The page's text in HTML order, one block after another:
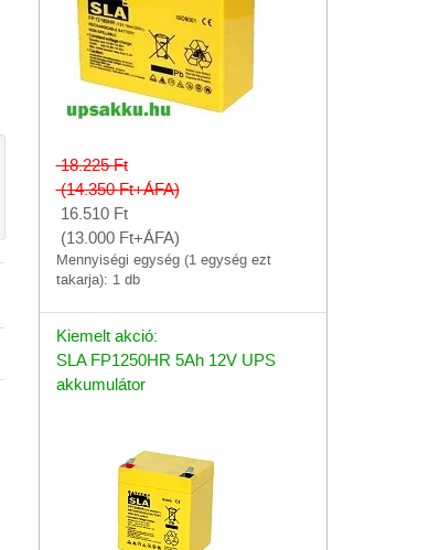
18.225Ft
(14.350Ft+ÁFA)
16.510 Ft
(13.000 Ft+ÁFA)
Mennyiségi egység (1 egység ezt
takarja): 1 db
Kiemelt akció:
SLA FP1250HR 5Ah 12V UPS
akkumulátor